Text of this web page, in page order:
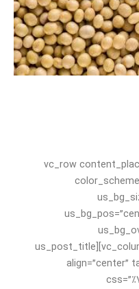
[vc_row
us_bg_image_source=”media”][vc_column][us_post_title
align=”center”